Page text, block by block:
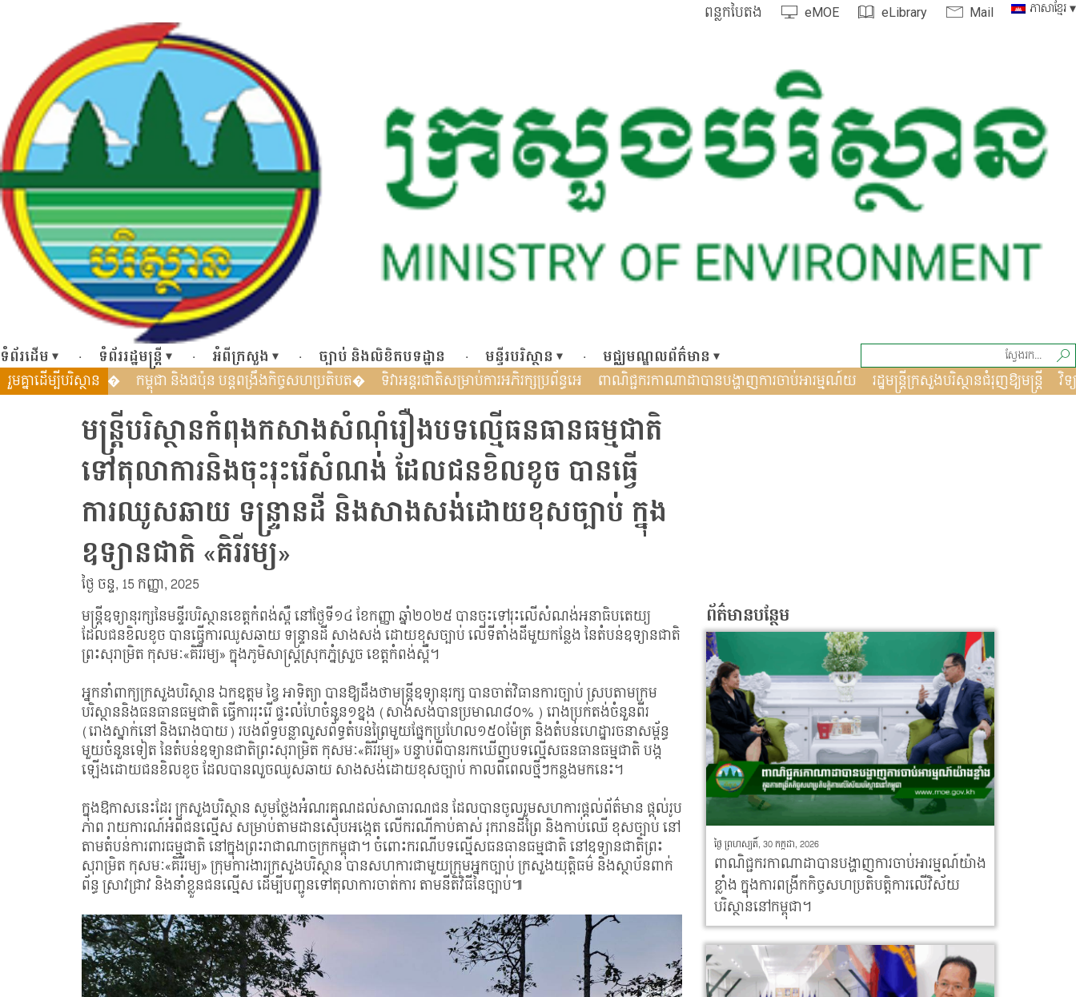
ពន្លកបៃតង eMOE eLibrary Mail ភាសាខ្មែរ
ទំព័រដើម ទំព័ររដ្ឋមន្ត្រី អំពីក្រសួង ច្បាប់ និងលិខិតបទដ្ឋាន មន្ទីរបរិស្ថាន
មជ្ឈមណ្ឌលព័ត៌មាន
រួមគ្នាដើម្បីបរិស្ថាន
យាស្ថានអភិវឌ្ឍន៍បៃតងសកល (GGGI) បន្តពង្រឹង� កម្ពុជា និងជប៉ុន បន្តពង្រឹងកិច្ចសហប្រតិបត� ទិវាអន្តរជាតិសម្រាប់ការអភិរក្សប្រព័ន្ធអេ ពាណិជ្ជករកាណាដាបានបង្ហាញការចាប់អារម្មណ៍យ រដ្ឋមន្រ្តីក្
មន្ត្រីបរិស្ថានកំពុងកសាងសំណុំរឿងបទល្មើធនធានធម្មជាតិ
ទៅតុលាការនិងចុះរុះរើសំណង់ ដែលជនខិលខូច បានធ្វើ
ការឈូសឆាយ ទន្ទ្រានដី និងសាងសង់ដោយខុសច្បាប់ ក្នុង
ឧទ្យានជាតិ «គិរីរម្យ»
ថ្ងៃ ចន្ទ, 15 កញ្ញា, 2025
មន្ត្រីឧទ្យានុរក្សនៃមន្ទីរបរិស្ថានខេត្តកំពង់ស្ពឺ នៅថ្ងៃទី១៤ ខែកញ្ញា ឆ្នាំ២០២៥ បានចុះទៅរុះលើសំណង់អនាធិបតេយ្យ
ដែលជនខិលខូច បានធ្វើការឈូសឆាយ ទន្ទ្រានដី សាងសង់ ដោយខុសច្បាប់ លើទីតាំងដីមួយកន្លែង នៃតំបន់ឧទ្យានជាតិ
ព្រះសុរាម្រិត កុសមៈ«គិរីរម្យ» ក្នុងភូមិសាស្ត្រស្រុកភ្នំស្រួច ខេត្តកំពង់ស្ពឺ។
អ្នកនាំពាក្យក្រសួងបរិស្ថាន ឯកឧត្ដម ខ្វៃ អាទិត្យា បានឱ្យដឹងថាមន្រ្តីឧទ្យានុរក្ស បានចាត់វិធានការច្បាប់ ស្របតាមក្រម
បរិស្ថាននិងធនធានធម្មជាតិ ធ្វើការរុះរើ ផ្ទះលំហែចំនួន១ខ្នង (សាងសង់បានប្រមាណ៨០% ) រោងប្រក់តង់ចំនួនពីរ
(រោងស្នាក់នៅ និងរោងបាយ) របងព័ទ្ធបន្លាលួសព័ទ្ធតំបន់ព្រៃមួយផ្នែកប្រហែល១៥០ម៉ែត្រ និងតំបន់ហេដ្ឋារចនាសម្ព័ន្ធ
មួយចំនួនទៀត នៃតំបន់ឧទ្យានជាតិព្រះសុរាម្រិត កុសមៈ«គិរីរម្យ» បន្ទាប់ពីបានរកឃើញបទល្មើសធនធានធម្មជាតិ បង្ក
ឡើងដោយជនខិលខូច ដែលបានលួចឈូសឆាយ សាងសង់ដោយខុសច្បាប់ កាលពីពេលថ្មីៗកន្លងមកនេះ។
ក្នុងឱកាសនេះដែរ ក្រសួងបរិស្ថាន សូមថ្លែងអំណរគុណដល់សាធារណជន ដែលបានចូលរួមសហការផ្តល់ព័ត៌មាន ផ្តល់រូប
ភាព រាយការណ៍អំពីជនល្មើស សម្រាប់តាមដានស៊ើបអង្កេត លើករណីកាប់គាស់ រុករានដីព្រៃ និងកាប់ឈើ ខុសច្បាប់ នៅ
តាមតំបន់ការពារធម្មជាតិ នៅក្នុងព្រះរាជាណាចក្រកម្ពុជា។ ចំពោះករណីបទល្មើសធនធានធម្មជាតិ នៅឧទ្យានជាតិព្រះ
សុរាម្រិត កុសមៈ«គិរីរម្យ» ក្រុមការងារក្រសួងបរិស្ថាន បានសហការជាមួយក្រុមអ្នកច្បាប់ ក្រសួងយុត្តិធម៌ និងស្ថាប័នពាក់
ព័ន្ធ ស្រាវជ្រាវ និងនាំខ្លួនជនល្មើស ដើម្បីបញ្ជូនទៅតុលាការចាត់ការ តាមនីតិវិធីនៃច្បាប់៕
ព័ត៌មានបន្ថែម
ថ្ងៃ ព្រហស្បតិ៍, 30 កក្កដា, 2026
ពាណិជ្ជករកាណាដាបានបង្ហាញការចាប់អារម្មណ៍យ៉ាង
ខ្លាំង ក្នុងការពង្រីកកិច្ចសហប្រតិបត្តិការលើវិស័យ
បរិស្ថាននៅកម្ពុជា។